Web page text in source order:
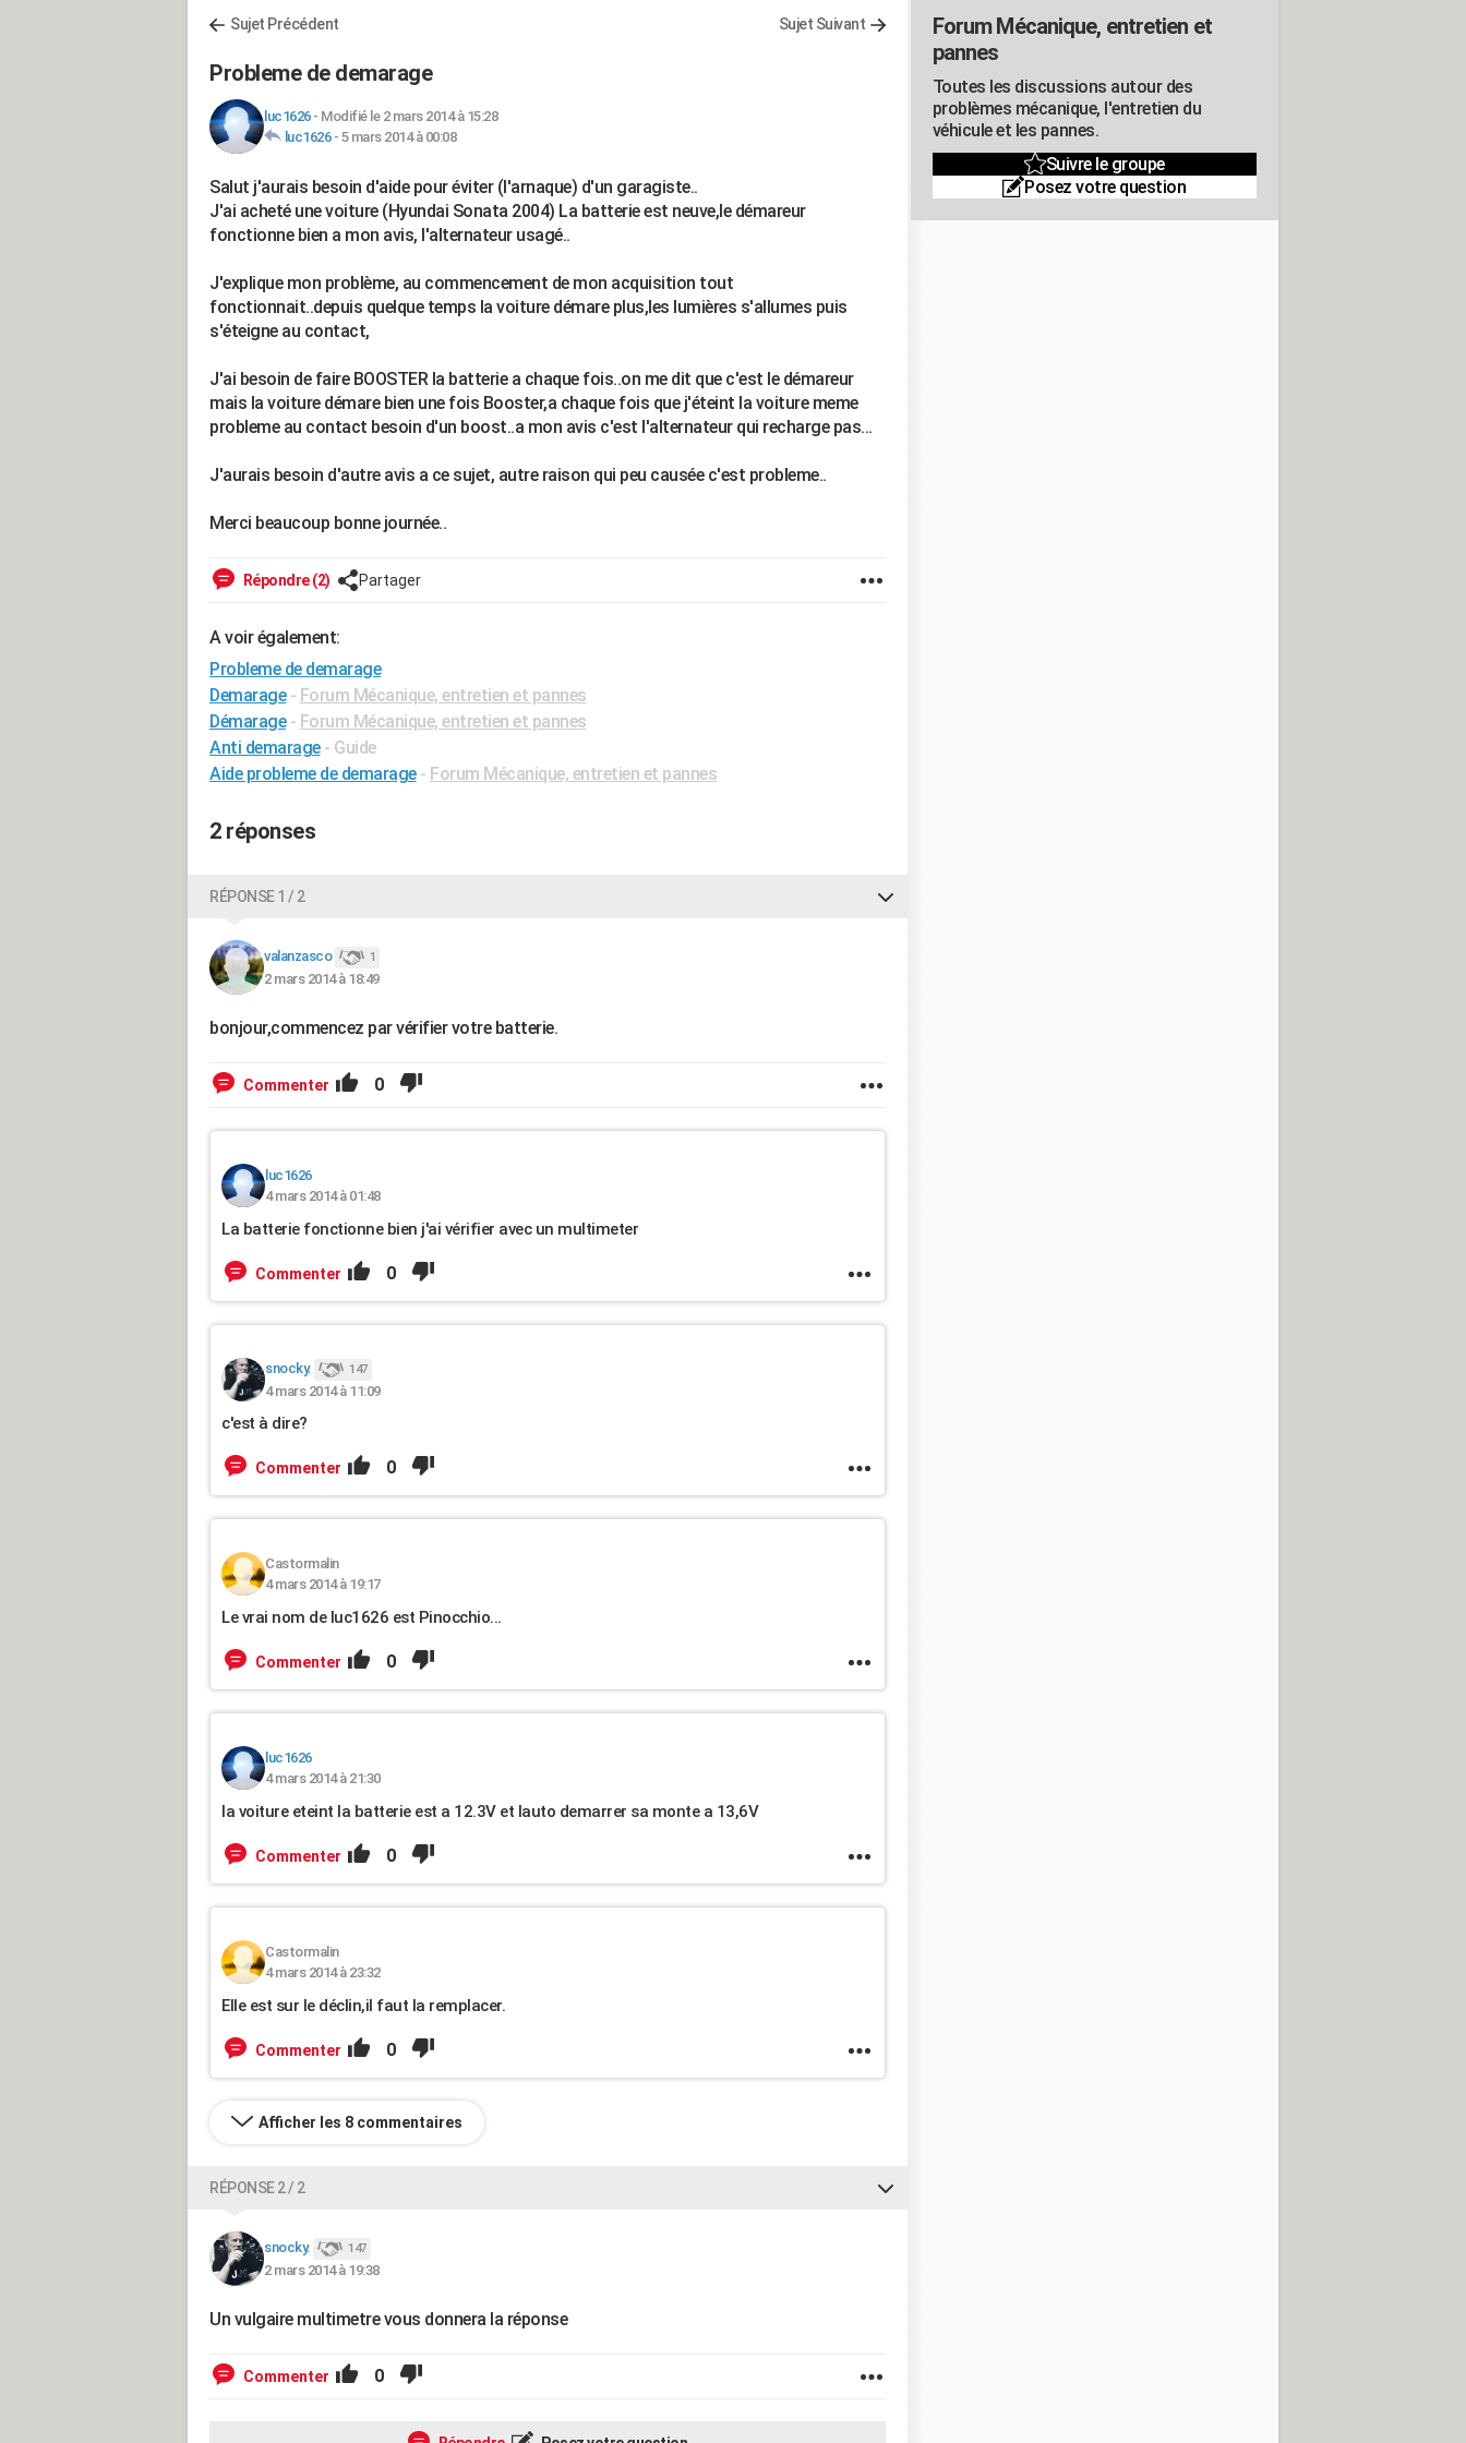
Sujet Précédent Sujet Suivant
Probleme de demarage
luc1626- Modifié le 2 mars 2014 à 15:28
luc1626- 5 mars 2014 à 00:08
Salut j'aurais besoin d'aide pour éviter (l'arnaque) d'un garagiste..
J'ai acheté une voiture (Hyundai Sonata 2004) La batterie est neuve,le démareur
fonctionne bien a mon avis, l'alternateur usagé..
J'explique mon problème, au commencement de mon acquisition tout
fonctionnait..depuis quelque temps la voiture démare plus,les lumières s'allumes puis
s'éteigne au contact,
J'ai besoin de faire BOOSTER la batterie a chaque fois..on me dit que c'est le démareur
mais la voiture démare bien une fois Booster,a chaque fois que j'éteint la voiture meme
probleme au contact besoin d'un boost..a mon avis c'est l'alternateur qui recharge pas...
J'aurais besoin d'autre avis a ce sujet, autre raison qui peu causée c'est probleme..
Merci beaucoup bonne journée..
Répondre (2) Partager
A voir également:
Probleme de demarage
Demarage - Forum Mécanique, entretien et pannes
Démarage - Forum Mécanique, entretien et pannes
Anti demarage - Guide
Aide probleme de demarage - Forum Mécanique, entretien et pannes
2 réponses
RÉPONSE 1 / 2
valanzasco 1
2 mars 2014 à 18:49
bonjour,commencez par vérifier votre batterie.
Commenter 0
luc1626
4 mars 2014 à 01:48
La batterie fonctionne bien j'ai vérifier avec un multimeter
Commenter 0
snocky. 147
4 mars 2014 à 11:09
c'est à dire?
Commenter 0
Castormalin
4 mars 2014 à 19:17
Le vrai nom de luc1626 est Pinocchio...
Commenter 0
luc1626
4 mars 2014 à 21:30
la voiture eteint la batterie est a 12.3V et lauto demarrer sa monte a 13,6V
Commenter 0
Castormalin
4 mars 2014 à 23:32
Elle est sur le déclin,il faut la remplacer.
Commenter 0
Afficher les 8 commentaires
RÉPONSE 2 / 2
snocky. 147
2 mars 2014 à 19:38
Un vulgaire multimetre vous donnera la réponse
Commenter 0
Forum Mécanique, entretien et
pannes
Toutes les discussions autour des
problèmes mécanique, l'entretien du
véhicule et les pannes.
Suivre le groupe
Posez votre question